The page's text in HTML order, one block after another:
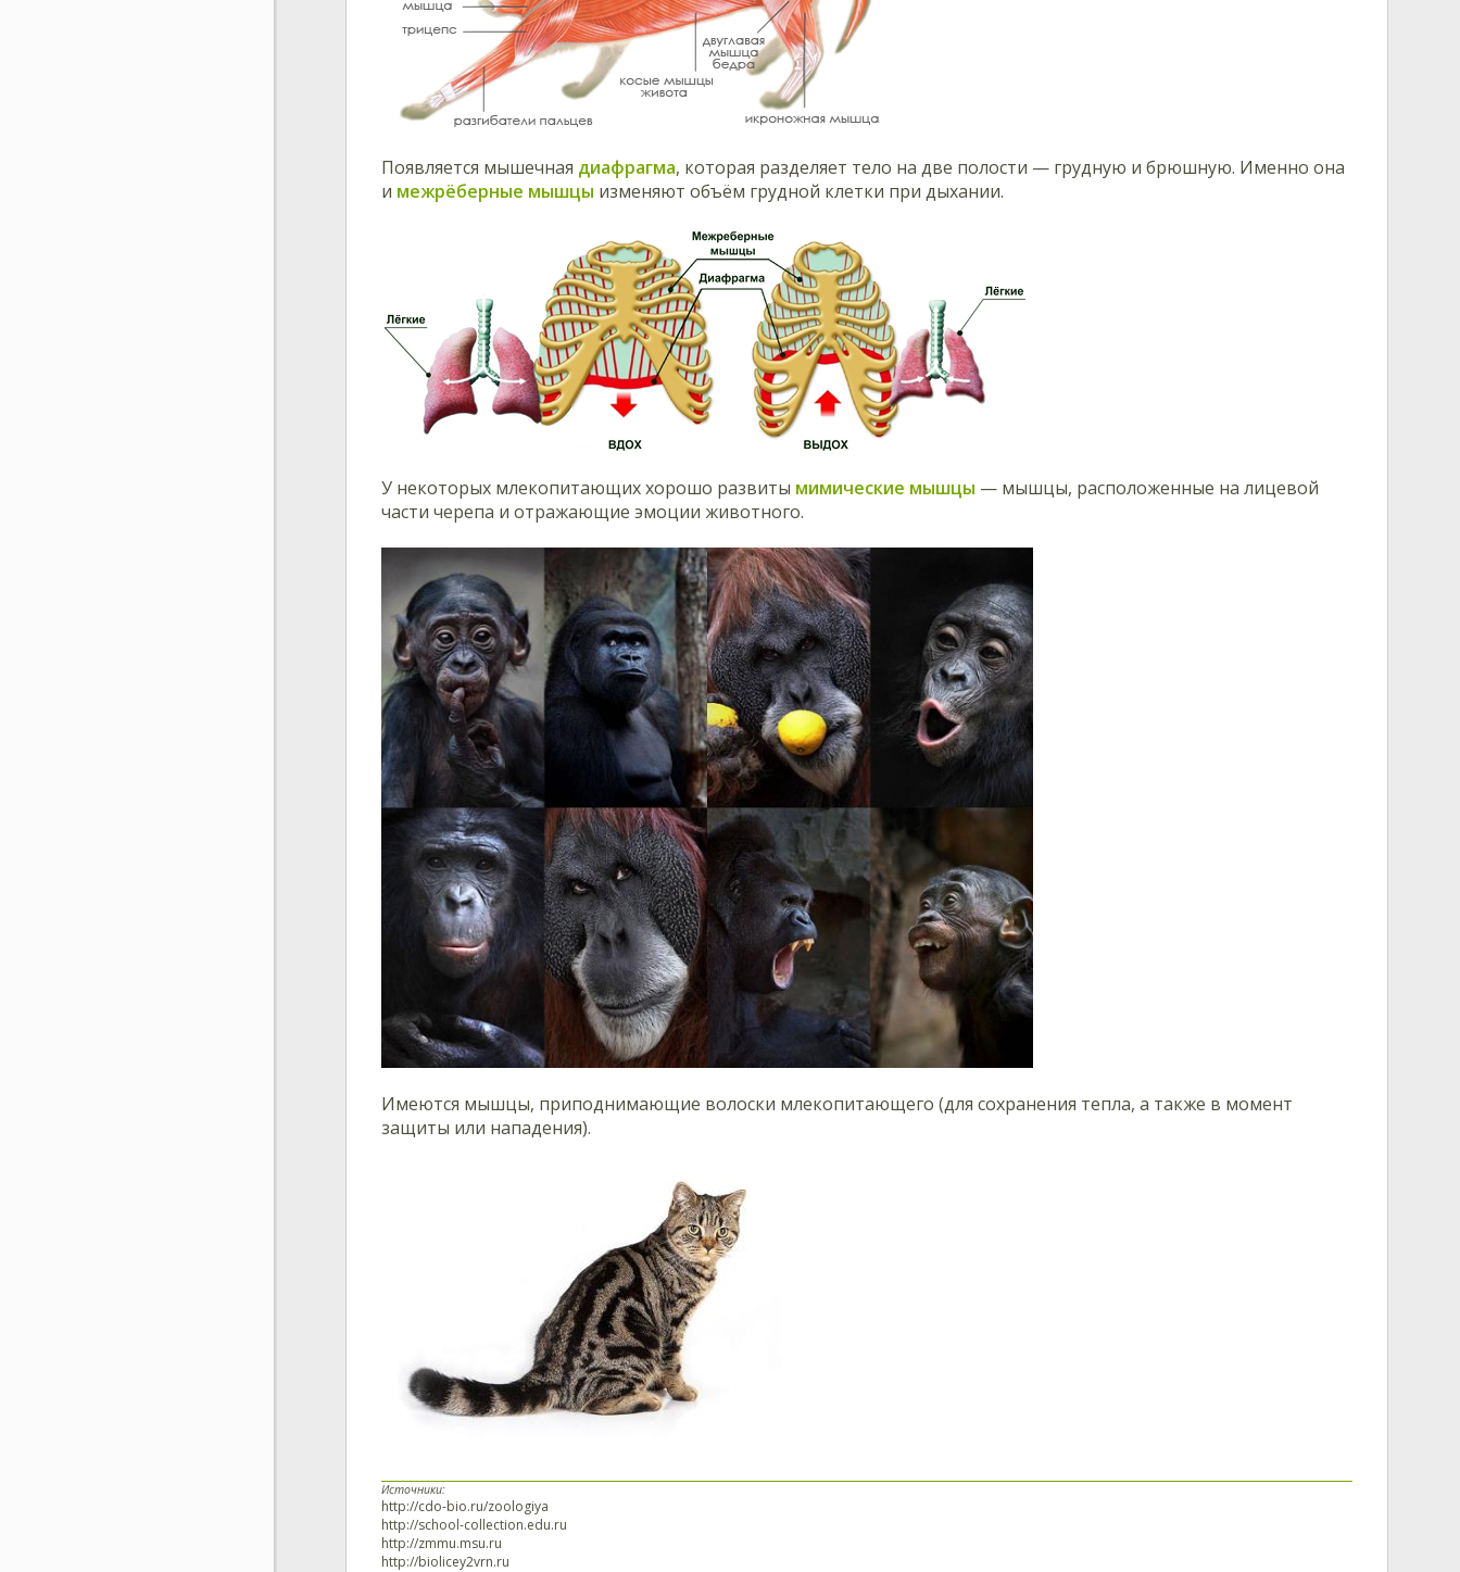
Появляется мышечная диафрагма, которая разделяет тело на две полости — грудную и брюшную. Именно она
и межрёберные мышцы изменяют объём грудной клетки при дыхании.
У некоторых млекопитающих хорошо развиты мимические мышцы — мышцы, расположенные на лицевой
части черепа и отражающие эмоции животного.
Имеются мышцы, приподнимающие волоски млекопитающего (для сохранения тепла, а также в момент
защиты или нападения).
Источники:
http://cdo-bio.ru/zoologiya
http://school-collection.edu.ru
http://zmmu.msu.ru
http://biolicey2vrn.ru